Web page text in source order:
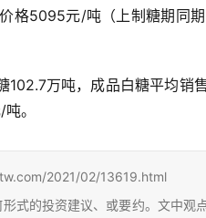
格5095元/吨（上制糖期同
102.7万吨，成品白糖平均销
。
2021/02/13619.html
式的投资建议、或要约。文中观